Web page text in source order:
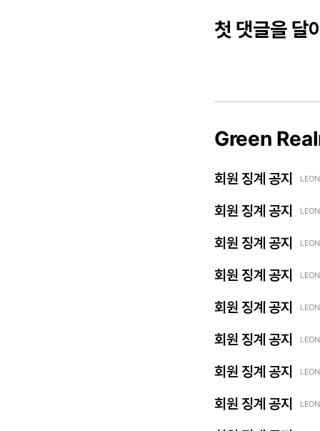
첫 댓글을 달
Green
회원 징계 공지
회원 징계 공지
회원 징계 공지
회원 징계 공지
회원 징계 공지
회원 징계 공지
회원 징계 공지
회원 징계 공지